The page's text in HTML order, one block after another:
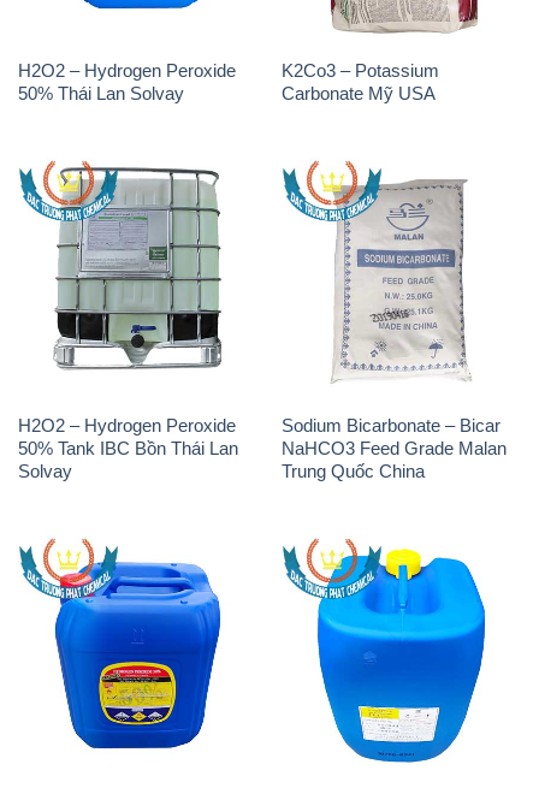
H2O2 – Hydrogen Peroxide
50% Thái Lan Solvay
K2Co3 – Potassium
Carbonate Mỹ USA
H2O2 – Hydrogen Peroxide
50% Tank IBC Bồn Thái Lan
Solvay
Sodium Bicarbonate – Bicar
NaHCO3 Feed Grade Malan
Trung Quốc China